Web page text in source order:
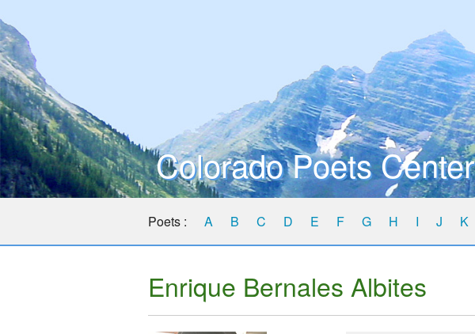
Colorado Poets Center
Poets : A B C D E F G H I J K
Enrique Bernales Albites